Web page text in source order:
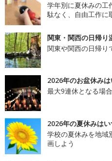
学年別に夏休みの工
駄なく、自由工作に
関東・関西の日帰り
関東や関西の日帰り
2026年のお盆休み
最大9連休となる場
2026年の夏休みは
学校の夏休みを地域
画しよう